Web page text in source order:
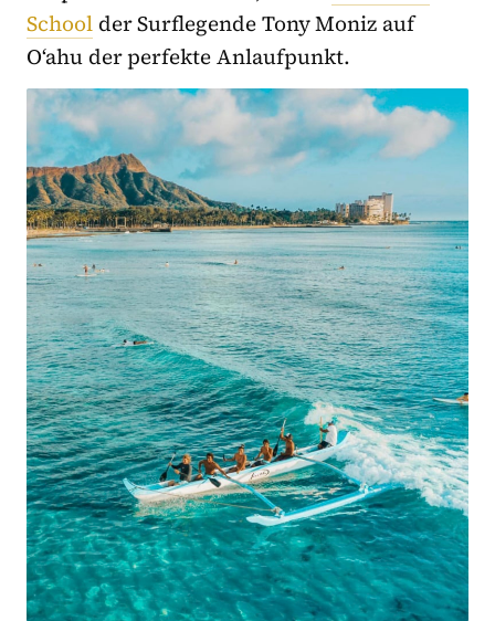
School der Surflegende Tony Moniz auf
O‘ahu der perfekte Anlaufpunkt.